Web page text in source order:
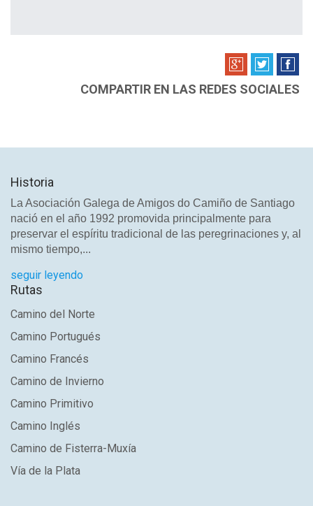
COMPARTIR EN LAS REDES SOCIALES
Historia
La Asociación Galega de Amigos do Camiño de Santiago
nació en el año 1992 promovida principalmente para
preservar el espíritu tradicional de las peregrinaciones y, al
mismo tiempo,...
seguir leyendo
Rutas
Camino del Norte
Camino Portugués
Camino Francés
Camino de Invierno
Camino Primitivo
Camino Inglés
Camino de Fisterra-Muxía
Vía de la Plata